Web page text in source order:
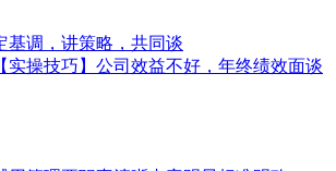
基调，讲策略，共同谈
【实操技巧】公司效益不好，年终绩效面谈